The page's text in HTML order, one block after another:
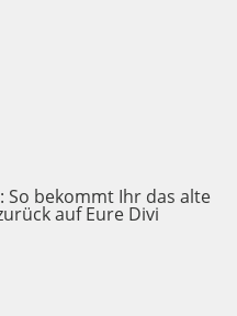
So bekommt Ihr das alte
auf Eure Divi